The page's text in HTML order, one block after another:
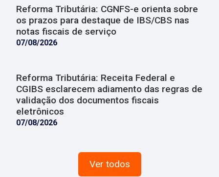
Reforma Tributária: CGNFS-e orienta sobre
os prazos para destaque de IBS/CBS nas
notas fiscais de serviço
07/08/2026
Reforma Tributária: Receita Federal e
CGIBS esclarecem adiamento das regras de
validação dos documentos fiscais
eletrônicos
07/08/2026
Ver todos